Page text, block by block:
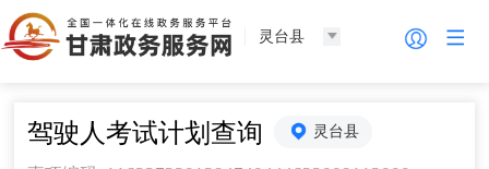
灵台县
驾驶人考试计划查询 灵台县